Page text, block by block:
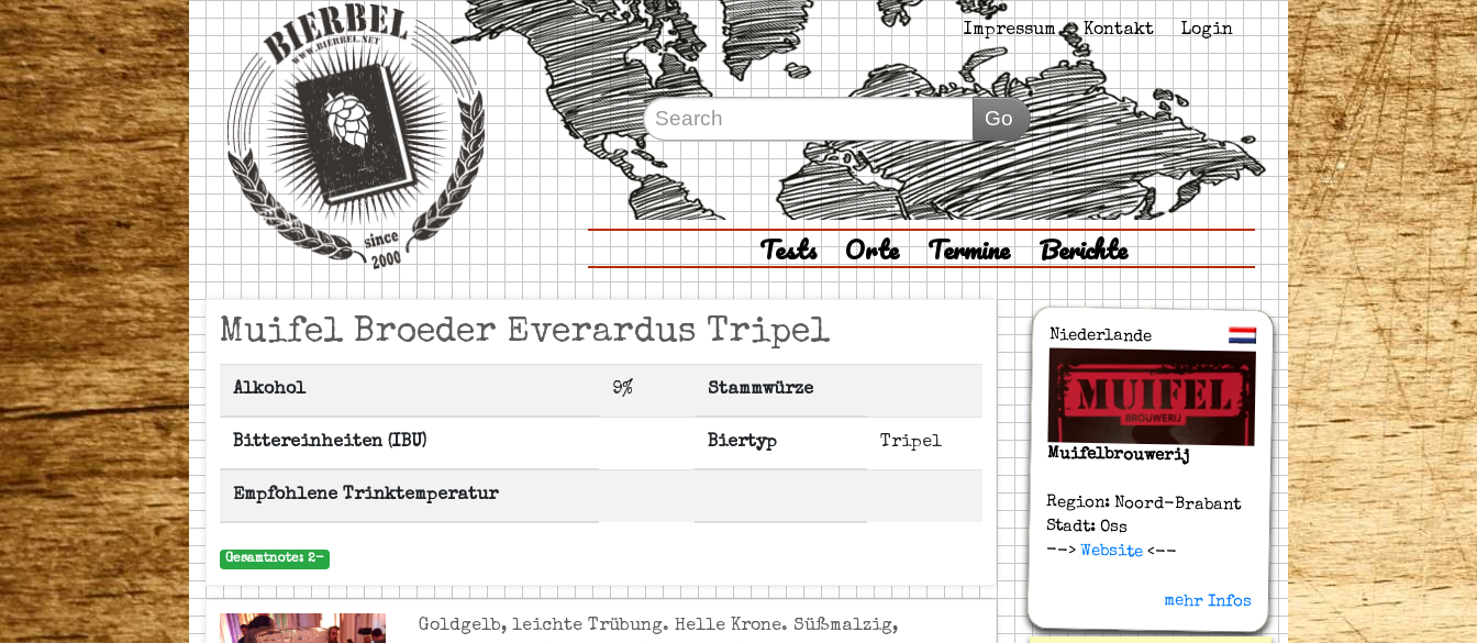
Impressum Kontakt Login
Go
Tests Orte Termine Berichte
Muifel Broeder Everardus Tripel
Alkohol 9% Stammwürze
Bittereinheiten (IBU) Biertyp Tripel
Empfohlene Trinktemperatur
Gesamtnote: 2-
Goldgelb, leichte Trübung. Helle Krone. Süßmalzig,
Niederlande
Muifelbrouwerij
Region: Noord-Brabant
Stadt: Oss
-->Website<--
mehr Infos